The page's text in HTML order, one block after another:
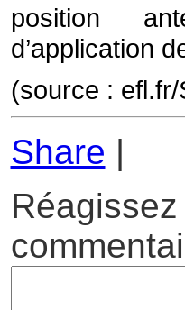
position
d’application
(source :
Share |